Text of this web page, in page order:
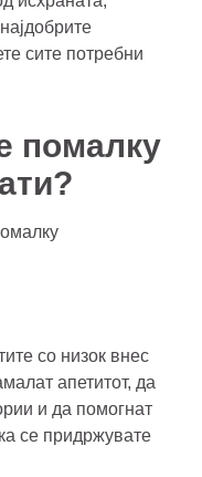
сите потребни
помалку
со низок внес
апетитот, да
и да помогнат
се придржувате